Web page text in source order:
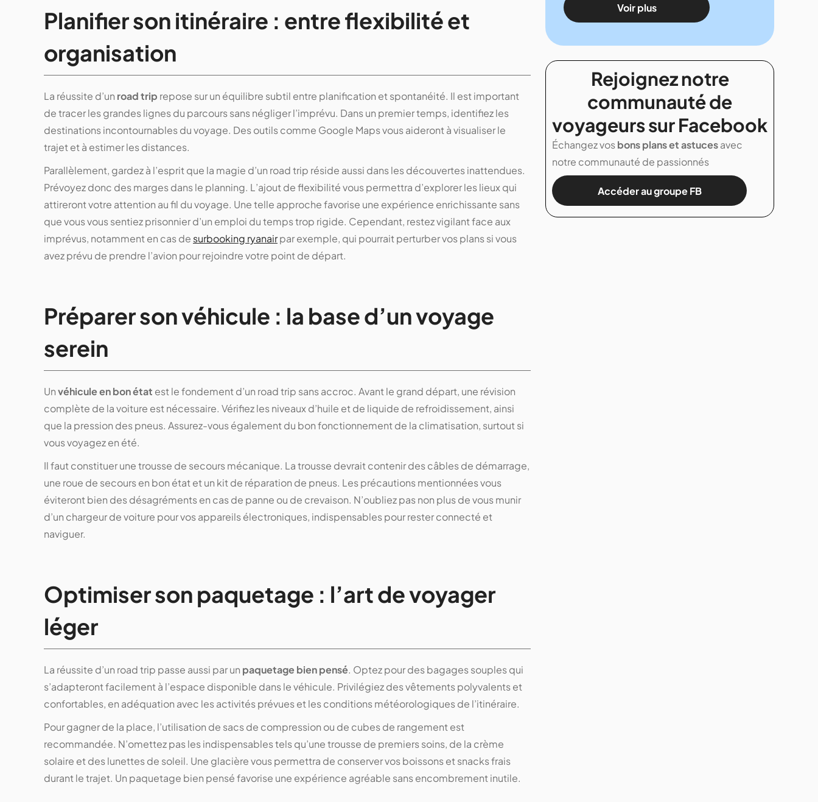
Planifier son itinéraire : entre flexibilité et
organisation
La réussite d’un road trip repose sur un équilibre subtil entre planification et spontanéité. Il est important
de tracer les grandes lignes du parcours sans négliger l’imprévu. Dans un premier temps, identifiez les
destinations incontournables du voyage. Des outils comme Google Maps vous aideront à visualiser le
trajet et à estimer les distances.
Parallèlement, gardez à l’esprit que la magie d’un road trip réside aussi dans les découvertes inattendues.
Prévoyez donc des marges dans le planning. L’ajout de flexibilité vous permettra d’explorer les lieux qui
attireront votre attention au fil du voyage. Une telle approche favorise une expérience enrichissante sans
que vous vous sentiez prisonnier d’un emploi du temps trop rigide. Cependant, restez vigilant face aux
imprévus, notamment en cas de surbooking ryanairpar exemple, qui pourrait perturber vos plans si vous
avez prévu de prendre l’avion pour rejoindre votre point de départ.
Préparer son véhicule : la base d’un voyage
serein
Unvéhicule en bon état est le fondement d’un road trip sans accroc. Avant le grand départ, une révision
complète de la voiture est nécessaire. Vérifiez les niveaux d’huile et de liquide de refroidissement, ainsi
que la pression des pneus. Assurez-vous également du bon fonctionnement de la climatisation, surtout si
vous voyagez en été.
Il faut constituer une trousse de secours mécanique. La trousse devrait contenir des câbles de démarrage,
une roue de secours en bon état et un kit de réparation de pneus. Les précautions mentionnées vous
éviteront bien des désagréments en cas de panne ou de crevaison. N’oubliez pas non plus de vous munir
d’un chargeur de voiture pour vos appareils électroniques, indispensables pour rester connecté et
naviguer.
Optimiser son paquetage : l’art de voyager
léger
La réussite d’un road trip passe aussi par un paquetage bien pensé. Optez pour des bagages souples qui
s’adapteront facilement à l’espace disponible dans le véhicule. Privilégiez des vêtements polyvalents et
confortables, en adéquation avec les activités prévues et les conditions météorologiques de l’itinéraire.
Pour gagner de la place, l’utilisation de sacs de compression ou de cubes de rangement est
recommandée. N’omettez pas les indispensables tels qu’une trousse de premiers soins, de la crème
solaire et des lunettes de soleil. Une glacière vous permettra de conserver vos boissons et snacks frais
durant le trajet. Un paquetage bien pensé favorise une expérience agréable sans encombrement inutile.
Voir plus
Rejoignez notre
communauté de
voyageurs sur Facebook
Échangez vosbons plans et astucesavec
notre communauté de passionnés
Accéder au groupe FB